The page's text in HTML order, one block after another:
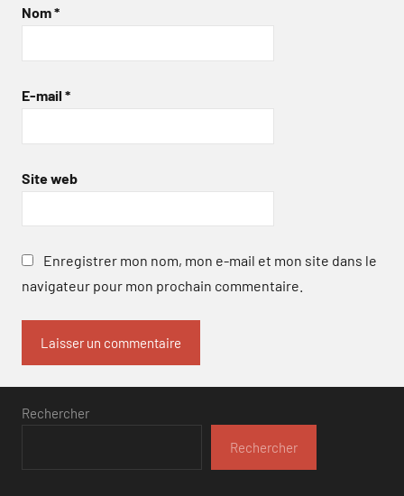
Nom*
E-mail *
Site web
Enregistrer mon nom, mon e-mail et mon site dans le
navigateur pour mon prochain commentaire.
Rechercher
Rechercher